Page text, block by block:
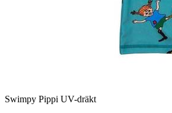
Swimpy Pippi UV-dräkt